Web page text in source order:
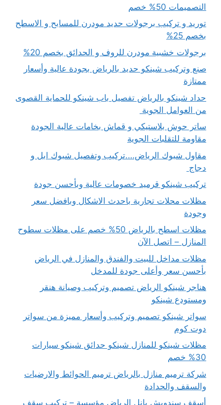
التصميمات 50% خصم
توريد و تركيب برجولات حديد مودرن للمسابح و الاسطح
بخصم 25%
برجولات خشبية مودرن للروف و الحدائق بخصم 20%
صنع وتركيب شينكو حديد بالرياض بجودة عالية وأسعار
ممتازة
حداد شينكو بالرياض تفصيل باب شينكو للحماية القصوى
من العوامل الجوية
ساتر حوش بلاستيكي و قماش بخامات عالية الجودة
مقاومة للتقلبات الجوية
مقاول شبوك الرياض….تركيب وتفصيل شبوك ابل و
دجاج
تركيب شينكو قرميد خصومات عالية وبأحسن جودة
مظلات محلات تجارية باحدث الاشكال وبافضل سعر
وجودة
مظلات اسطح بالرياض 50% خصم على مظلات سطوح
المنازل – اتصل الآن
مظلات مداخل للبيت والفندق والمنازل في الرياض
بأحسن سعر وأعلى جودة للمدخل
هناجر شينكو الرياض تصميم وتركيب وصيانة هنقر
ومستودع شينكو
سواتر شينكو تصميم وتركيب وأسعار مميزة من سواتر
دوت كوم
مظلات شينكو للمنازل شينكو حدائق شينكو سيارات
30% خصم
شركة ترميم منازل بالرياض ترميم الحوائط والارضيات
والسقف والحدادة
أسقف سندويش بانل الرياض مؤسسة – تركيب سقف